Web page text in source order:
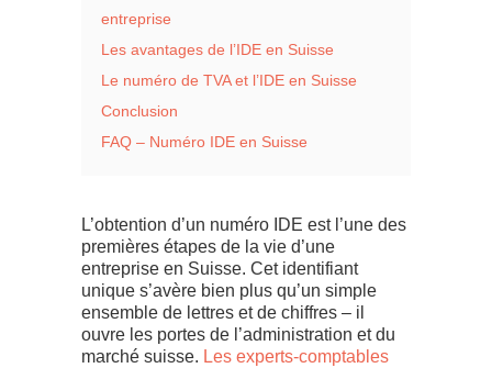
entreprise
Les avantages de l’IDE en Suisse
Le numéro de TVA et l’IDE en Suisse
Conclusion
FAQ – Numéro IDE en Suisse
L’obtention d’un numéro IDE est l’une des
premières étapes de la vie d’une
entreprise en Suisse. Cet identifiant
unique s’avère bien plus qu’un simple
ensemble de lettres et de chiffres – il
ouvre les portes de l’administration et du
marché suisse. Les experts-comptables